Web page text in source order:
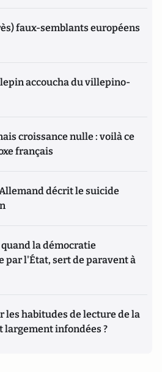
faux-semblants européens
accoucha du villepino-
croissance nulle : voilà ce
français
décrit le suicide
la démocratie
par l'État, sert de paravent à
les habitudes de lecture de la
largement infondées ?